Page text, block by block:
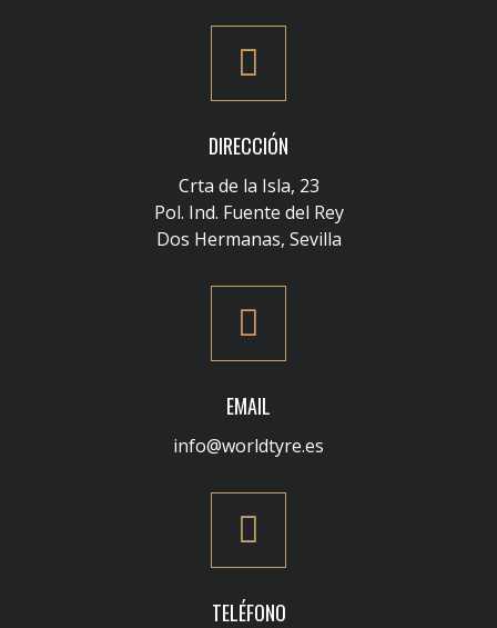
DIRECCIÓN
Crta de la Isla, 23
Pol. Ind. Fuente del Rey
Dos Hermanas, Sevilla
EMAIL
info@worldtyre.es
TELÉFONO